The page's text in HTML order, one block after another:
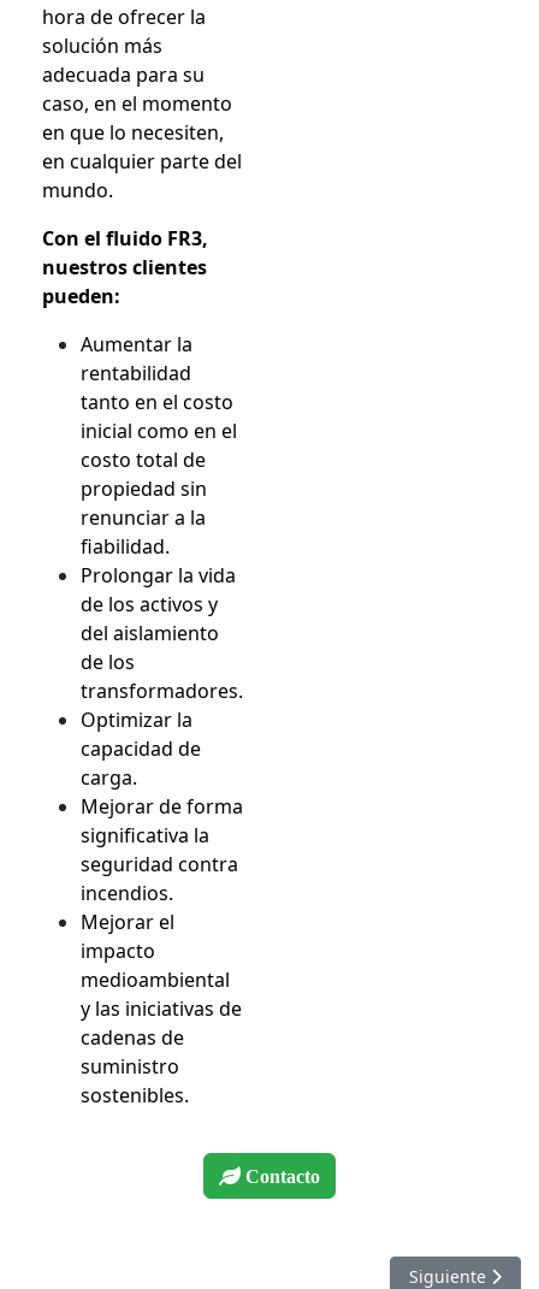
hora de ofrecer la
solución más
adecuada para su
caso, en el momento
en que lo necesiten,
en cualquier parte del
mundo.
Con el fluido FR3,
nuestros clientes
pueden:
Aumentar la
rentabilidad
tanto en el costo
inicial como en el
costo total de
propiedad sin
renunciar a la
fiabilidad.
Prolongar la vida
de los activos y
del aislamiento
de los
transformadores.
Optimizar la
capacidad de
carga.
Mejorar de forma
significativa la
seguridad contra
incendios.
Mejorar el
impacto
medioambiental
y las iniciativas de
cadenas de
suministro
sostenibles.
Contacto
Artículo
Siguiente